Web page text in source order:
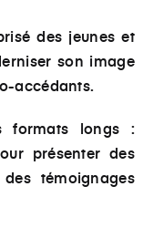
des jeunes et
son image
accédants.
formats longs :
présenter des
témoignages